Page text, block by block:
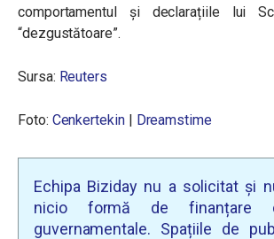
comportamentul și declarațiile lui
“dezgustătoare”.
Sursa: Reuters
Foto: Cenkertekin| Dreamstime
Echipa Biziday nu a solicitat și
nicio formă de finanțare
guvernamentale. Spațiile de